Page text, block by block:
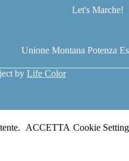
Let's Marche!
Unione Montana Potenza
by Life Color
ACCETTA Cookie